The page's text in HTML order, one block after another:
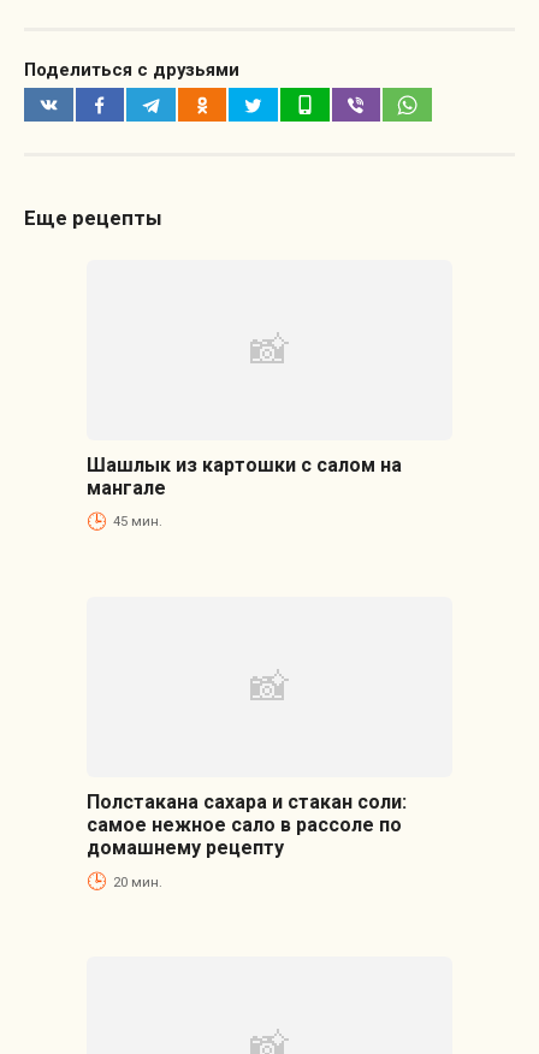
Поделиться с друзьями
Еще рецепты
Шашлык из картошки с салом на
мангале
45 мин.
Полстакана сахара и стакан соли:
самое нежное сало в рассоле по
домашнему рецепту
20 мин.